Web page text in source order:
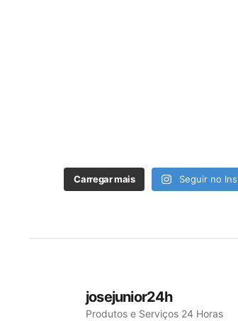
Carregar mais Seguir no
josejunior24h
Produtos e Serviços 24 Horas